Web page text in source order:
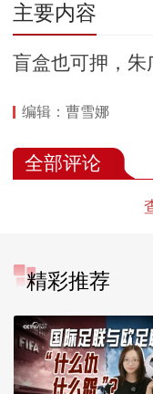
主要内容
盲盒也可押，朱
编辑：曹雪娜
全部评论
精彩推荐